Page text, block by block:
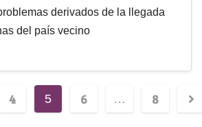
derivados de la llegada
del país vecino
4 5 6 … 8